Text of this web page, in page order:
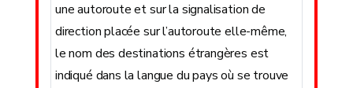
une autoroute et sur la signalisation de
direction placée sur l’autoroute elle-même,
le nom des destinations étrangères est
indiqué dans la langue du pays où se trouve